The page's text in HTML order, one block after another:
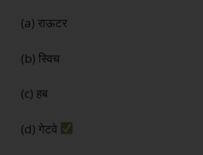
(a) राऊटर
(b) स्विच
(c) हब
(d) गेटवे